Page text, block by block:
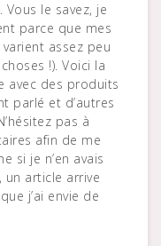
parce que mes
assez peu
!). Voici la
avec des produits
parlé et d’autres
pas à
afin de me
si je n’en avais
un article arrive
j’ai envie de